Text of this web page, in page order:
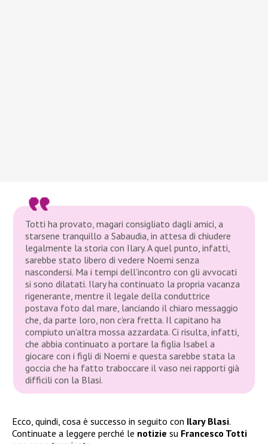
Totti ha provato, magari consigliato dagli amici, a
starsene tranquillo a Sabaudia, in attesa di chiudere
legalmente la storia con Ilary. A quel punto, infatti,
sarebbe stato libero di vedere Noemi senza
nascondersi. Ma i tempi dell’incontro con gli avvocati
si sono dilatati. Ilary ha continuato la propria vacanza
rigenerante, mentre il legale della conduttrice
postava foto dal mare, lanciando il chiaro messaggio
che, da parte loro, non c’era fretta. Il capitano ha
compiuto un’altra mossa azzardata. Ci risulta, infatti,
che abbia continuato a portare la figlia Isabel a
giocare con i figli di Noemi e questa sarebbe stata la
goccia che ha fatto traboccare il vaso nei rapporti già
difficili con la Blasi.
Ecco, quindi, cosa è successo in seguito con Ilary Blasi.
Continuate a leggere perché le notizie su Francesco Totti